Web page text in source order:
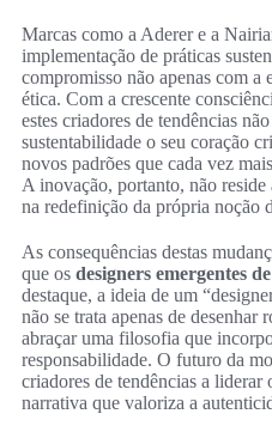
Marcas como a Aderer e a
implementação de práticas
compromisso não apenas com a
ética. Com a crescente
estes criadores de tendências
sustentabilidade o seu coração
novos padrões que cada vez
A inovação, portanto, não reside
na redefinição da própria noção
As consequências destas
que os designers emergentes
destaque, a ideia de um
não se trata apenas de desenhar
abraçar uma filosofia que
responsabilidade. O futuro da
criadores de tendências a liderar
narrativa que valoriza a